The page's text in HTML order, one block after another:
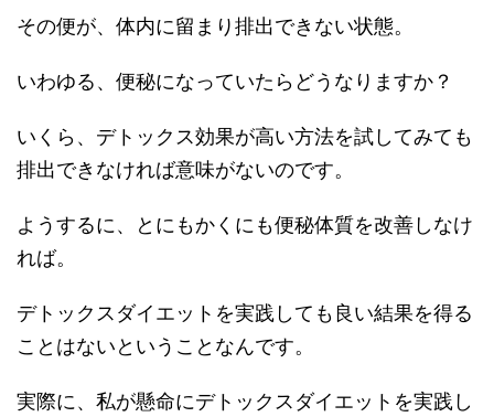
その便が、体内に留まり排出できない状態。
いわゆる、便秘になっていたらどうなりますか？
いくら、デトックス効果が高い方法を試してみても
排出できなければ意味がないのです。
ようするに、とにもかくにも便秘体質を改善しなけ
れば。
デトックスダイエットを実践しても良い結果を得る
ことはないということなんです。
実際に、私が懸命にデトックスダイエットを実践し